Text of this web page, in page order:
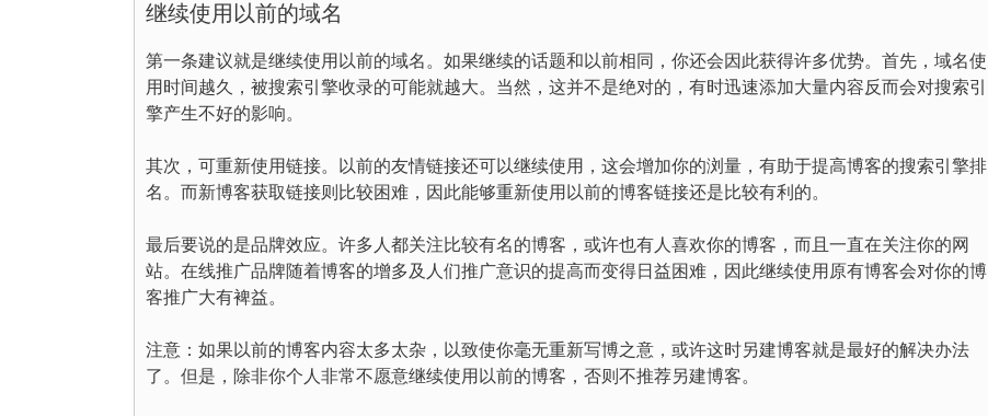
继续使用以前的域名
第一条建议就是继续使用以前的域名。如果继续的话题和以前相同，你还会因此获得许多优势。首先，域名使
用时间越久，被搜索引擎收录的可能就越大。当然，这并不是绝对的，有时迅速添加大量内容反而会对搜索引
擎产生不好的影响。
其次，可重新使用链接。以前的友情链接还可以继续使用，这会增加你的浏量，有助于提高博客的搜索引擎排
名。而新博客获取链接则比较困难，因此能够重新使用以前的博客链接还是比较有利的。
最后要说的是品牌效应。许多人都关注比较有名的博客，或许也有人喜欢你的博客，而且一直在关注你的网
站。在线推广品牌随着博客的增多及人们推广意识的提高而变得日益困难，因此继续使用原有博客会对你的博
客推广大有裨益。
注意：如果以前的博客内容太多太杂，以致使你毫无重新写博之意，或许这时另建博客就是最好的解决办法
了。但是，除非你个人非常不愿意继续使用以前的博客，否则不推荐另建博客。